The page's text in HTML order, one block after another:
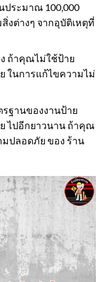
ประมาณ 100,000
ต่างๆ จากอุบัติเหตุที่
ถ้าคุณไม่ใช้ป้าย
ในการแก้ไขความไม่
ฐานของงานป้าย
ไปอีกยาวนาน ถ้าคุณ
มปลอดภัย ของ ร้าน